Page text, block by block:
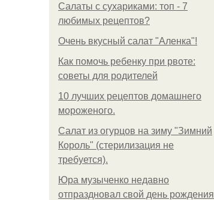
Салаты с сухариками: топ - 7
любимых рецептов?
Очень вкусный салат "Аленка"!
Как помочь ребенку при рвоте:
советы для родителей
10 лучших рецептов домашнего
мороженого.
Салат из огурцов на зиму "Зимний
Король" (стерилизация не
требуется).
Юра музыченко недавно
отпраздновал свой день рождения